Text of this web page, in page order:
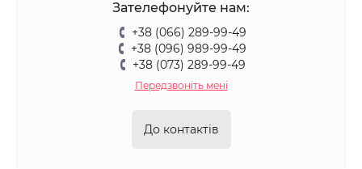
Зателефонуйте нам:
+38 (066) 289-99-49
+38 (096) 989-99-49
+38 (073) 289-99-49
Передзвоніть мені
До контактів